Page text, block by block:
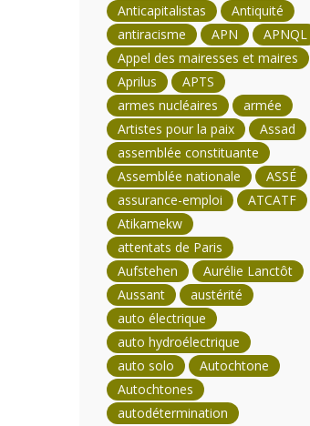
Anticapitalistas
Antiquité
antiracisme
APN
APNQL
Appel des mairesses et maires
Aprilus
APTS
armes nucléaires
armée
Artistes pour la paix
Assad
assemblée constituante
Assemblée nationale
ASSÉ
assurance-emploi
ATCATF
Atikamekw
attentats de Paris
Aufstehen
Aurélie Lanctôt
Aussant
austérité
auto électrique
auto hydroélectrique
auto solo
Autochtone
Autochtones
autodétermination